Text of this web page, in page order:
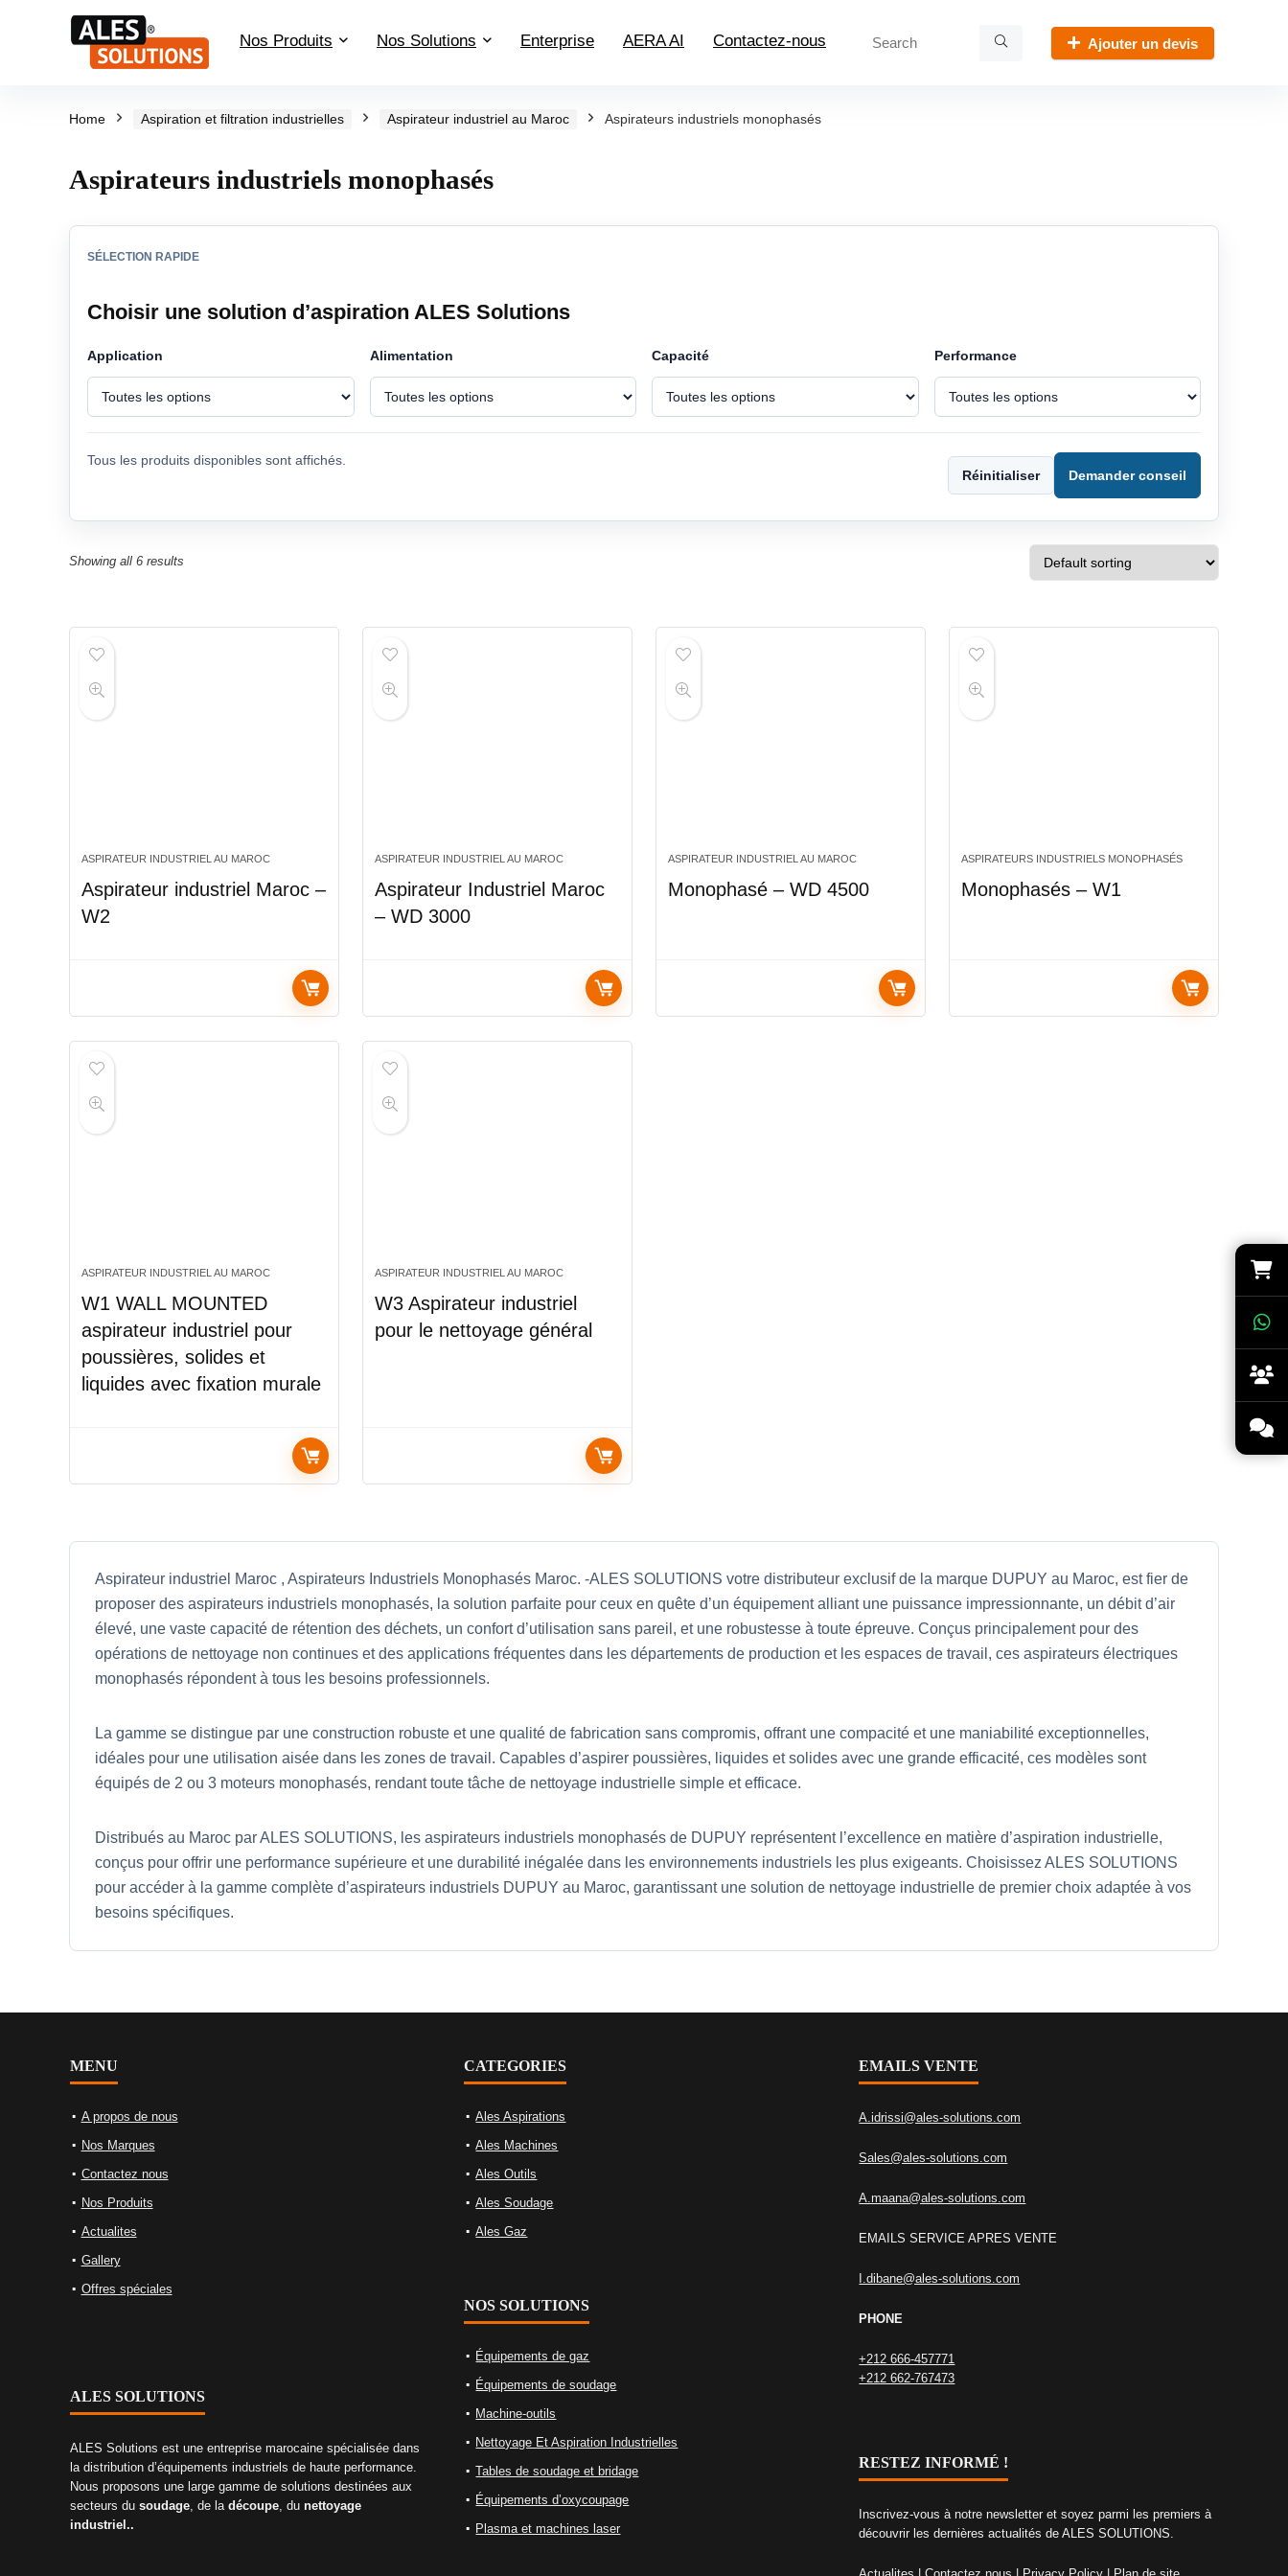
Nos Produits Nos Solutions Enterprise AERA AI Contactez-nous Ajouter un devis
Home Aspiration et filtration industrielles Aspirateur industriel au Maroc Aspirateurs industriels monophasés
Aspirateurs industriels monophasés
SÉLECTION RAPIDE
Choisir une solution d’aspiration ALES Solutions
Application Alimentation Capacité Performance
Tous les produits disponibles sont affichés.
Réinitialiser
Demander conseil
Showing all 6 results
ASPIRATEUR INDUSTRIEL AU MAROC
Aspirateur industriel Maroc –
W2
ASPIRATEUR INDUSTRIEL AU MAROC
Aspirateur Industriel Maroc
– WD 3000
ASPIRATEUR INDUSTRIEL AU MAROC
Monophasé – WD 4500
ASPIRATEURS INDUSTRIELS MONOPHASÉS
Monophasés – W1
ASPIRATEUR INDUSTRIEL AU MAROC
W1 WALL MOUNTED
aspirateur industriel pour
poussières, solides et
liquides avec fixation murale
ASPIRATEUR INDUSTRIEL AU MAROC
W3 Aspirateur industriel
pour le nettoyage général
Aspirateur industriel Maroc , Aspirateurs Industriels Monophasés Maroc. -ALES SOLUTIONS votre distributeur exclusif de la marque DUPUY au Maroc, est fier de
proposer des aspirateurs industriels monophasés, la solution parfaite pour ceux en quête d’un équipement alliant une puissance impressionnante, un débit d’air
élevé, une vaste capacité de rétention des déchets, un confort d’utilisation sans pareil, et une robustesse à toute épreuve. Conçus principalement pour des
opérations de nettoyage non continues et des applications fréquentes dans les départements de production et les espaces de travail, ces aspirateurs électriques
monophasés répondent à tous les besoins professionnels.
La gamme se distingue par une construction robuste et une qualité de fabrication sans compromis, offrant une compacité et une maniabilité exceptionnelles,
idéales pour une utilisation aisée dans les zones de travail. Capables d’aspirer poussières, liquides et solides avec une grande efficacité, ces modèles sont
équipés de 2 ou 3 moteurs monophasés, rendant toute tâche de nettoyage industrielle simple et efficace.
Distribués au Maroc par ALES SOLUTIONS, les aspirateurs industriels monophasés de DUPUY représentent l’excellence en matière d’aspiration industrielle,
conçus pour offrir une performance supérieure et une durabilité inégalée dans les environnements industriels les plus exigeants. Choisissez ALES SOLUTIONS
pour accéder à la gamme complète d’aspirateurs industriels DUPUY au Maroc, garantissant une solution de nettoyage industrielle de premier choix adaptée à vos
besoins spécifiques.
MENU
A propos de nous
Nos Marques
Contactez nous
Nos Produits
Actualites
Gallery
Offres spéciales
ALES SOLUTIONS
ALES Solutions est une entreprise marocaine spécialisée dans
la distribution d’équipements industriels de haute performance.
Nous proposons une large gamme de solutions destinées aux
secteurs du soudage, de la découpe, du nettoyage
industriel..
CATEGORIES
Ales Aspirations
Ales Machines
Ales Outils
Ales Soudage
Ales Gaz
NOS SOLUTIONS
Équipements de gaz
Équipements de soudage
Machine-outils
Nettoyage Et Aspiration Industrielles
Tables de soudage et bridage
Équipements d’oxycoupage
Plasma et machines laser
EMAILS VENTE
A.idrissi@ales-solutions.com
Sales@ales-solutions.com
A.maana@ales-solutions.com
EMAILS SERVICE APRES VENTE
I.dibane@ales-solutions.com
PHONE
+212 666-457771
+212 662-767473
RESTEZ INFORMÉ !
Inscrivez-vous à notre newsletter et soyez parmi les premiers à
découvrir les dernières actualités de ALES SOLUTIONS.
Actualites |Contactez nous | Privacy Policy | Plan de site